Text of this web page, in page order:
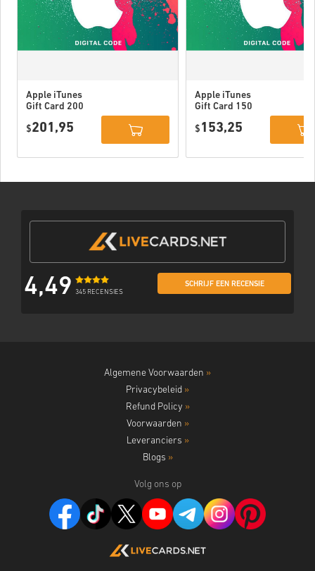
Apple iTunes
Gift Card 200
$201,95
Apple iTunes
Gift Card 150
$ 153,25
4,49 345 RECENSIES
SCHRIJF EEN RECENSIE
Algemene Voorwaarden »
Privacybeleid »
Refund Policy »
Voorwaarden »
Leveranciers »
Blogs »
Volg ons op